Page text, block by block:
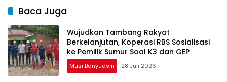
Baca Juga
Wujudkan Tambang Rakyat
Berkelanjutan, Koperasi RBS Sosialisasi
ke Pemilik Sumur Soal K3 dan GEP
Musi Banyuasin 28 Juli 2026